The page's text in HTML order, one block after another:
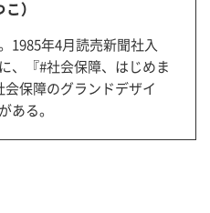
）
1985年4月読売新聞社入
、『#社会保障、はじめま
会保障のグランドデザイ
ある。